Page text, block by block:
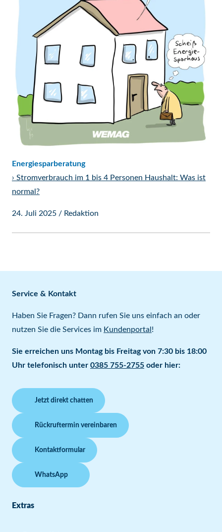
Energiesparberatung
› Stromverbrauch im 1 bis 4 Personen Haushalt: Was ist
normal?
24. Juli 2025 / Redaktion
Service & Kontakt
Haben Sie Fragen? Dann rufen Sie uns einfach an oder
nutzen Sie die Services im Kundenportal !
Sie erreichen uns Montag bis Freitag von 7:30 bis 18:00
Uhr telefonisch unter 0385 755-2755 oder hier:
Jetzt direkt chatten
Rückruftermin vereinbaren
Kontaktformular
WhatsApp
Extras